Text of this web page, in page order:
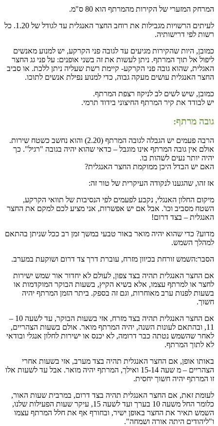
המרחק המזערי של הקירות מהמרתף הוא 80 ס"מ.
לעיתים הרשויות מגבילות את רוחב החצר האנגלית עד לגודל של 1.20. כל
רשות לפי דרישותיה.
כמובן, היות שהקירות מגיעים עד לגובה פני הקרקע, יש למנוע מאנשים
ליפול אל תוך המרתף. ניתן לעשות את זה בשני אופנים: על פני גג החצר
האגלית, שהוא גובה פני הקרקע- קיימת רשת שעליה ניתן ללכת. או סביב
החצר האנגלית עושים מעקה גבוה, כדי למנוע נפילת אנשים לתוכו.
כמובן, שיש לשים לב לניקוז רצפת המרתף.
יש לבודד את קיר המרתף החיצוני בידוד תרמי.
גובה מרתף:
הרבה פעמים יש הגבלה לגובה המרתף (2.20) והוא נחשב כשטח שירות.
אולם אין גובה המרתף אינו מוגבל – כדאי שהוא יהיה בגובה "רגיל". כך
יהיה יותר נעים לשהות בו.
האם יש הבדל היכן ממוקמת החצר האנגלית?
אז זהו, שהגענו לנקודה העיקרית של טור זה:
מיקום החלון האנגלי, נקבע לפעמים לפי הנסיבות של תוואי הקרקע,
השטח מסביב וכו'. אבל אם יש אפשרות, אני מציע לכם למקם את החצר
האנגלית – בצד דרום!
מדוע? כדי שהוא יהיה מואר באור טבעי במשך זמן רב ככל שניתן בהתאם
למהלך השמש.
הסבר:השמש זורחת בכיוון מזרח, עוברת דרך צד דרום ושוקעת במערב.
אם החצר האנגלית תהיה בצד צפון, לעולם לא יחדור אור שמש ישירות
לחצר או למרתף עצמו, אלא בשיא הקיץ, בשעות הבוקר המוקדמות או
בשעות לפנות ערב מאוחרות, וגם זה בספק. ביתר הזמן המרתף יהיה
חשוך.
אם החצר האנגלית תהיה בצד מזרח, אזי בשעות הבוקר, עד לשעה 10 –
11, ובהתאם לעונות השנה, יהיה המרתף מואר. אולם בשעות הצהריים,
לאחר שהשמש נטתה כבר דרומה, לא יכנס או ישירות לחלון אנגלי ובודאי
לא לתוך המרתף.
באותו אופן, אם החצר האנגלית תהיה בצד מערב, אזי בשעות אחרי
הצהריים – מ שעה 15-14 ואילך, המרתף יהיה מואר. אבל עד לשעות אלו
זו המרתף יהיה חשוך יחסית.
לעומת זאת, אם החצר האנגלית תהיה בצד דרום, במרבית שעות האור,
כלומר החל משעה 10 בערך ועד לשעה 15, עיקר שעות הפעילות שלנו,
השמש תאיר את החצר באופן ישיר, ובחורף אף את חלל המרתף עצמו
ו"ליהודים היתה אורה ושמחה".